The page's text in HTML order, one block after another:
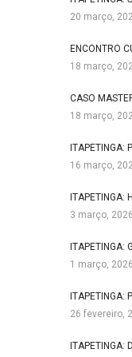
20 março,
ENCONTRO
18 março,
CASO
18 março,
ITAPETINGA:
16 março,
ITAPETINGA:
3 março, 2026
ITAPETINGA:
1 março, 2026
ITAPETINGA:
26 fevereiro,
ITAPETINGA: